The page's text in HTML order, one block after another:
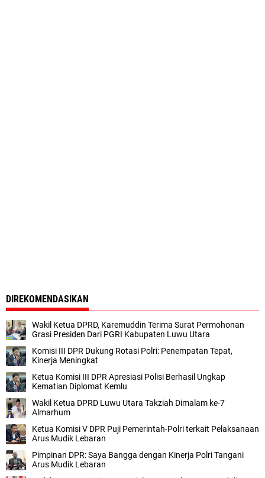
DIREKOMENDASIKAN
Wakil Ketua DPRD, Karemuddin Terima Surat Permohonan
Grasi Presiden Dari PGRI Kabupaten Luwu Utara
Komisi III DPR Dukung Rotasi Polri: Penempatan Tepat,
Kinerja Meningkat
Ketua Komisi III DPR Apresiasi Polisi Berhasil Ungkap
Kematian Diplomat Kemlu
Wakil Ketua DPRD Luwu Utara Takziah Dimalam ke-7
Almarhum
Ketua Komisi V DPR Puji Pemerintah-Polri terkait Pelaksanaan
Arus Mudik Lebaran
Pimpinan DPR: Saya Bangga dengan Kinerja Polri Tangani
Arus Mudik Lebaran